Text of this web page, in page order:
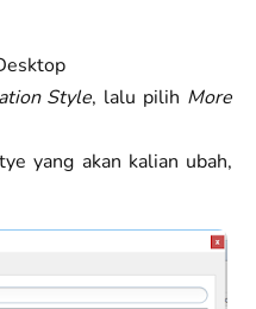
Style, lalu pilih More
yang akan kalian ubah,